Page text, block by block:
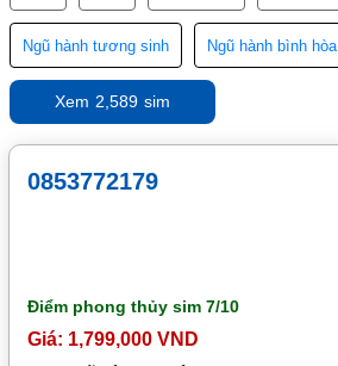
Ngũ hành tương sinh Ngũ hành bình hòa
Xem 2,589 sim
0853772179
Điểm phong thủy sim7/10
Giá: 1,799,000 VND